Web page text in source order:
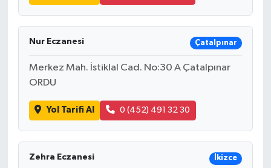
Nur Eczanesi Çatalpınar
Merkez Mah. İstiklal Cad. No:30 A Çatalpınar
ORDU
Yol Tarifi Al 0 (452) 491 32 30
Zehra Eczanesi İkizce